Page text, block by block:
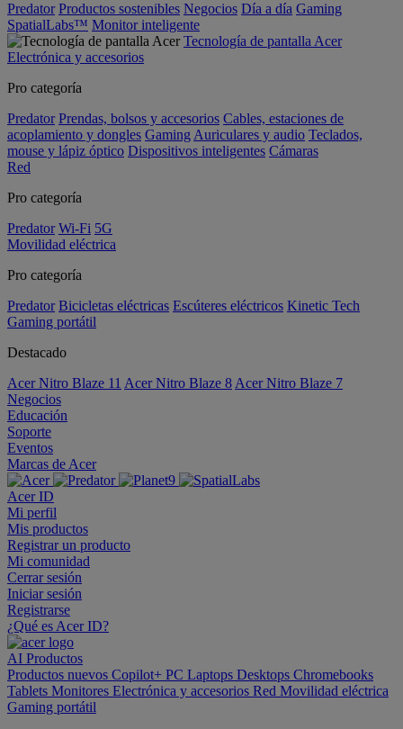
Predator Productos sostenibles Negocios Día a día Gaming
SpatialLabs™ Monitor inteligente
Tecnología de pantalla Acer
Electrónica y accesorios
Pro categoría
Predator Prendas, bolsos y accesorios Cables, estaciones de
acoplamiento y dongles Gaming Auriculares y audio Teclados,
mouse y lápiz óptico Dispositivos inteligentes Cámaras
Red
Pro categoría
Predator Wi-Fi 5G
Movilidad eléctrica
Pro categoría
Predator Bicicletas eléctricas Escúteres eléctricos Kinetic Tech
Gaming portátil
Destacado
Acer Nitro Blaze 11 Acer Nitro Blaze 8 Acer Nitro Blaze 7
Negocios
Educación
Soporte
Eventos
Marcas de Acer
Acer ID
Mi perfil
Mis productos
Registrar un producto
Mi comunidad
Cerrar sesión
Iniciar sesión
Registrarse
¿Qué es Acer ID?
AI Productos
Productos nuevos Copilot+ PC Laptops Desktops Chromebooks
Tablets Monitores Electrónica y accesorios Red Movilidad eléctrica
Gaming portátil